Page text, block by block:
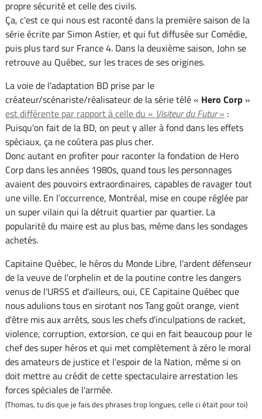
propre sécurité et celle des civils.
Ça, c'est ce qui nous est raconté dans la première saison de la
série écrite par Simon Astier, et qui fut diffusée sur Comédie,
puis plus tard sur France 4. Dans la deuxième saison, John se
retrouve au Québec, sur les traces de ses origines.
La voie de l'adaptation BD prise par le
créateur/scénariste/réalisateur de la série télé « Hero Corp »
est différente par rapport à celle du « Visiteur du Futur» :
Puisqu'on fait de la BD, on peut y aller à fond dans les effets
spéciaux, ça ne coûtera pas plus cher.
Donc autant en profiter pour raconter la fondation de Hero
Corp dans les années 1980s, quand tous les personnages
avaient des pouvoirs extraordinaires, capables de ravager tout
une ville. En l’occurrence, Montréal, mise en coupe réglée par
un super vilain qui la détruit quartier par quartier. La
popularité du maire est au plus bas, même dans les sondages
achetés.
Capitaine Québec, le héros du Monde Libre, l'ardent défenseur
de la veuve de l'orphelin et de la poutine contre les dangers
venus de l'URSS et d'ailleurs, oui, CE Capitaine Québec que
nous adulions tous en sirotant nos Tang goût orange, vient
d'être mis aux arrêts, sous les chefs d'inculpations de racket,
violence, corruption, extorsion, ce qui en fait beaucoup pour le
chef des super héros et qui met complètement à zéro le moral
des amateurs de justice et l'espoir de la Nation, même si on
doit mettre au crédit de cette spectaculaire arrestation les
forces spéciales de l'armée.
(Thomas, tu dis que je fais des phrases trop longues, celle ci était pour toi)